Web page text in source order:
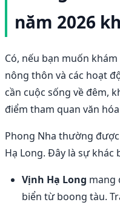
năm 2026
Có, nếu bạn muốn
nông thôn và các hoạt
cần cuộc sống về đêm,
điểm tham quan văn
Phong Nha thường
Hạ Long. Đây là sự
Vịnh Hạ Long mang
biển từ boong tàu.